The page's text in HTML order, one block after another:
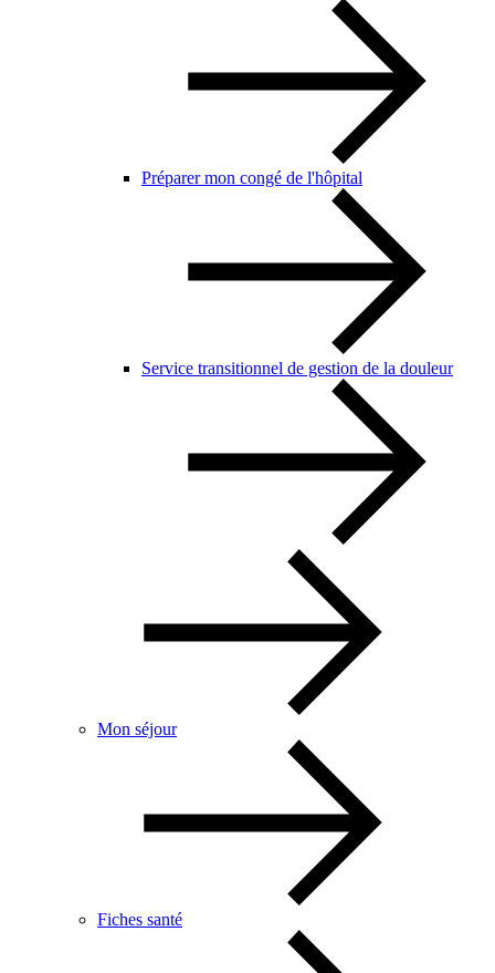
Préparer mon congé de l'hôpital
Service transitionnel de gestion de la douleur
Mon séjour
Fiches santé